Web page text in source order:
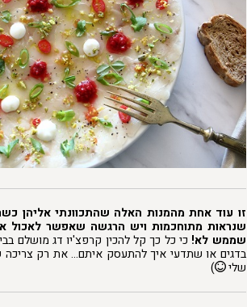
זו עוד אחת מהמנות האלה שהתכוונתי אליהן
שנראות מתוחכמות ויש הרגשה שאפשר לאכול
שממש לא! כי כל כך קל להכין קרפצ'יו דג מושלם
בדגים או שתדעי איך להתעסק איתם… את רק צריכה
שלי
)